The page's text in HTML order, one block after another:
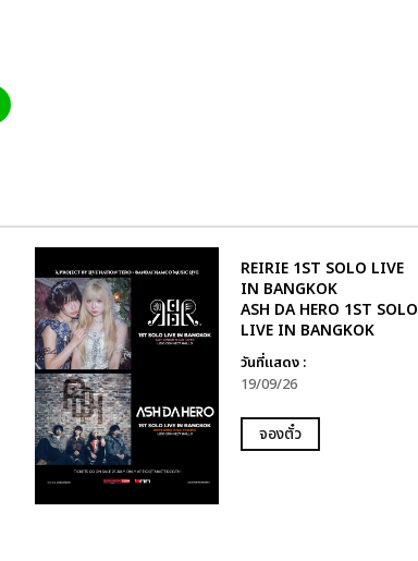
REIRIE 1ST SOLO LIVE
IN BANGKOK
ASH DA HERO 1ST SOLO
LIVE IN BANGKOK
วันที่แสดง :
19/09/26
จองตั๋ว